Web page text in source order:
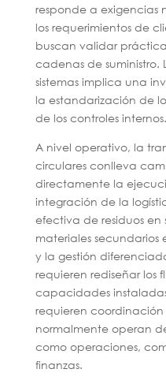
responde a exigencias
los requerimientos de
buscan validar
cadenas de suministro.
sistemas implica una
la estandarización de
de los controles internos.
A nivel operativo, la
circulares conlleva
directamente la
integración de la
efectiva de residuos
materiales secundarios
y la gestión
requieren rediseñar los
capacidades
requieren
normalmente operan
como operaciones,
finanzas.